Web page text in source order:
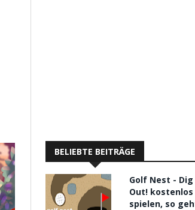
BELIEBTE BEITRÄGE
Golf Nest - Dig
Out! kostenlos
spielen, so